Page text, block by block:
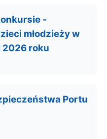
-
młodzieży w
2026 roku
Portu